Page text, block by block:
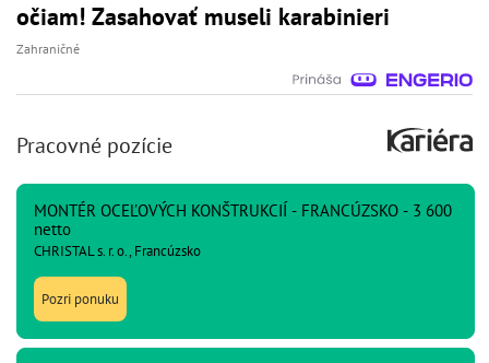
očiam! Zasahovať museli karabinieri
Zahraničné
Pracovné pozície
MONTÉR OCEĽOVÝCH KONŠTRUKCIÍ - FRANCÚZSKO - 3 600
netto
CHRISTAL s. r. o., Francúzsko
Pozri ponuku